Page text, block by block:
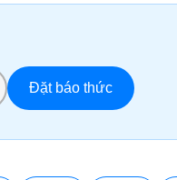
Đặt báo thức